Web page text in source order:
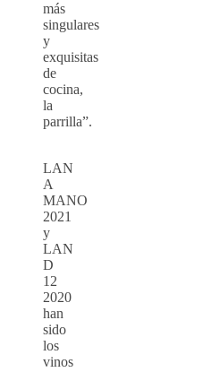
más
singulares
y
exquisitas
de
cocina,
la
parrilla”.
LAN
A
MANO
2021
y
LAN
D
12
2020
han
sido
los
vinos